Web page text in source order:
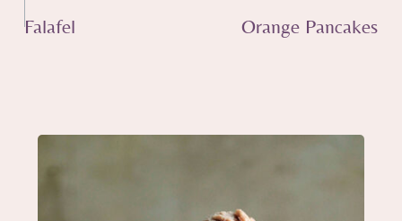
Falafel Orange Pancakes